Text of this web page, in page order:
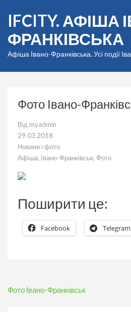
вмісту
(натисніть
Enter)
IFCITY. АФІША
ФРАНКІВСЬКА
Афіша Івано-Франківська. Усі події
Фото Івано-
Від myadmin
29.03.2018
Новини і фото
Афіша, Івано-Франківськ, Фото
Поширити це:
Facebook Telegram
Навігація
Фото Івано-Франківськ